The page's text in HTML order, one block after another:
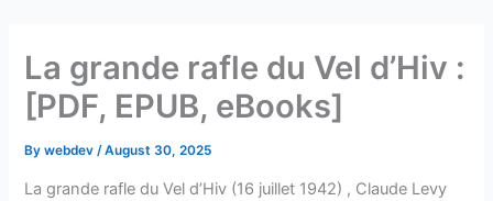
contentLa grande rafle du Vel d’Hiv :
[PDF, EPUB, eBooks]
Bywebdev /August 30, 2025
La grande rafle du Vel d’Hiv (16 juillet 1942) , Claude Levy